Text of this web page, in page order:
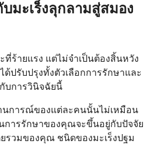
มะเร็งลุกลามสู่สมอง
ที่ร้ายแรง แต่ไม่จำเป็นต้องสิ้นหวัง
ปรับปรุงทั้งตัวเลือกการรักษาและ
บการวินิจฉัยนี้
การณ์ของแต่ละคนนั้นไม่เหมือน
การรักษาของคุณจะขึ้นอยู่กับปัจจัย
รวมของคุณ ชนิดของมะเร็งปฐม